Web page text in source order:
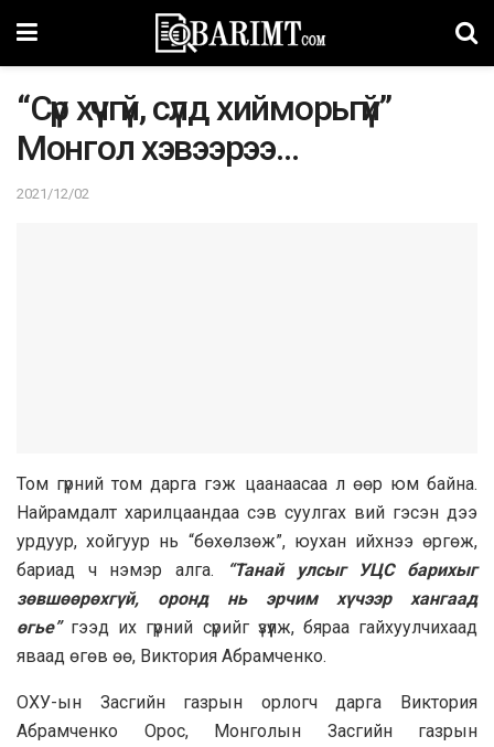
“Сүр хүчгүй, сүлд хийморьгүй”
Монгол хэвээрээ…
2021/12/02
Том гүрний том дарга гэж цаанаасаа л өөр юм байна.
Найрамдалт харилцаандаа сэв суулгах вий гэсэн дээ
урдуур, хойгуур нь “бөхөлзөж”, юухан ийхнээ өргөж,
бариад ч нэмэр алга.
“Танай улсыг УЦС барихыг
зөвшөөрөхгүй, оронд нь эрчим хүчээр хангаад
өгье”гээд их гүрний сүрийг үзүүлж, бяраа гайхуулчихаад
яваад өгөв өө, Виктория Абрамченко.
ОХУ-ын Засгийн газрын орлогч дарга Виктория
Абрамченко Орос, Монголын Засгийн газрын